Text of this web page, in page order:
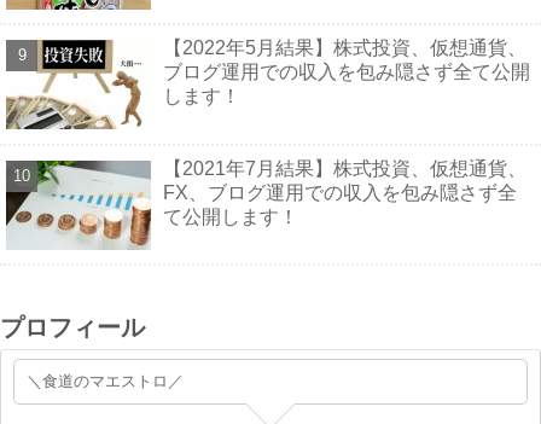
【2022年5月結果】株式投資、仮想通貨、
ブログ運用での収入を包み隠さず全て公開
します！
【2021年7月結果】株式投資、仮想通貨、
FX、ブログ運用での収入を包み隠さず全
て公開します！
プロフィール
＼食道のマエストロ／